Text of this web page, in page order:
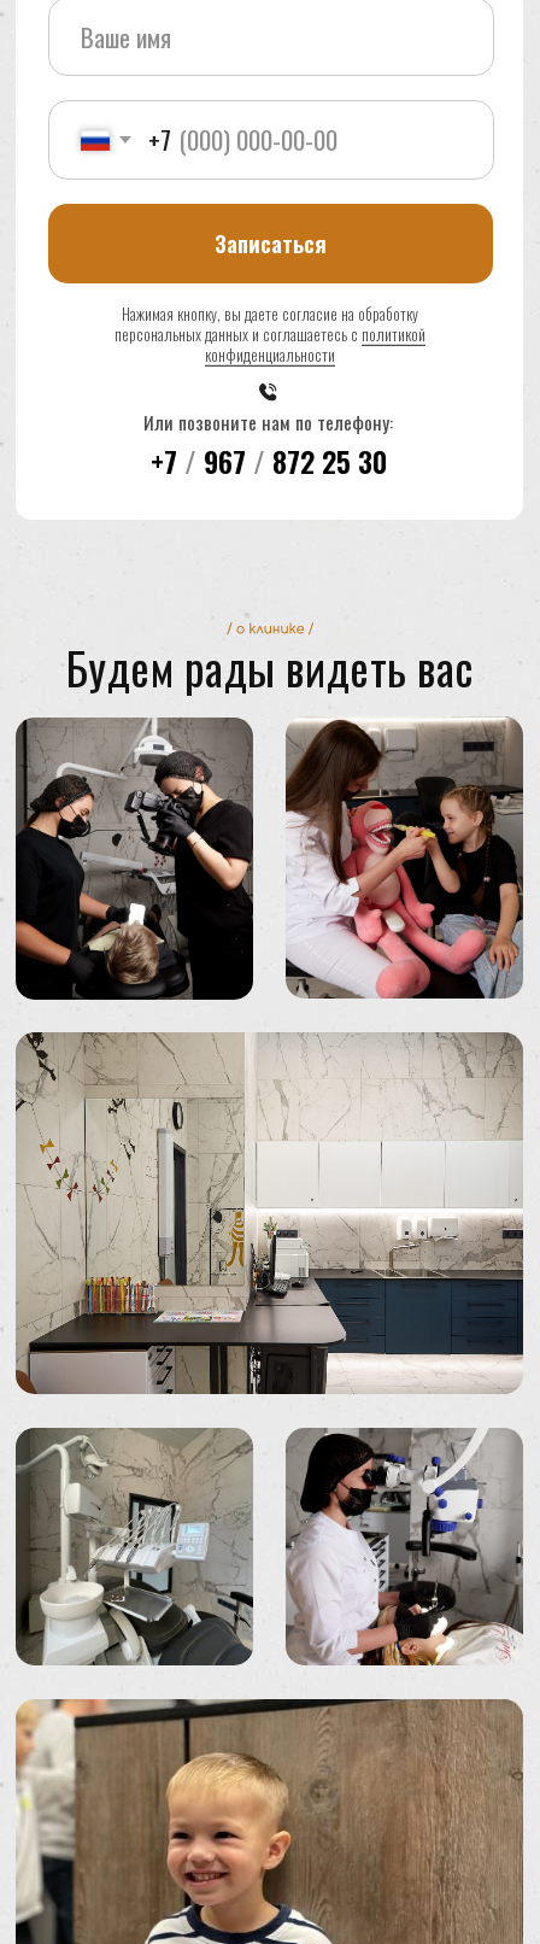
© 2025 ООО «Твой стом».
Все права защищены.
МЕНЮ
Врачи
Кейсы
Акции
Отзывы
Контакты
ООО «Твой стом»
Лицензия ЛО-16-01-008693
СВЯЗЬ
Записаться на приём
Записаться на консультация
Задать вопрос
Заказать обратный звонок
Написать руководству
Правовая информация
Вакансии
Карта сайта
УСЛУГИ
Имплантация
Протезирование
Исправление прикуса
Пародонтология
Лечение зубов
Политика конфиденциальности
+7
Я соглашаюсь сполитикой конфиденциальности
Записаться
ЗАПИСАТЬСЯ НА ПРИЁМ
Детская стоматология
Виниры